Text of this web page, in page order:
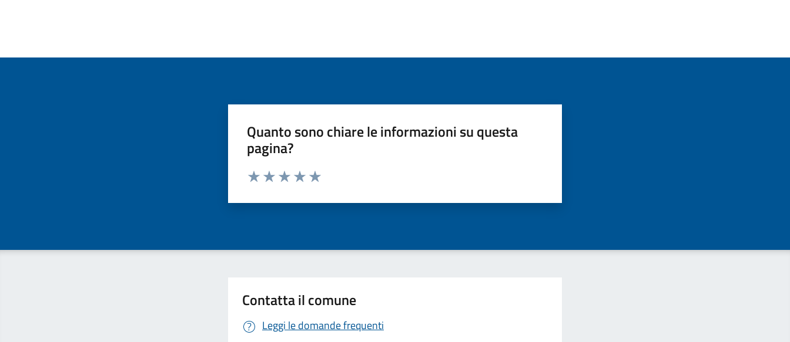
Quanto sono chiare le informazioni su questa
pagina?
Valuta da 1 a 5 stelle la pagina
Contatta il comune
Leggi le domande frequenti